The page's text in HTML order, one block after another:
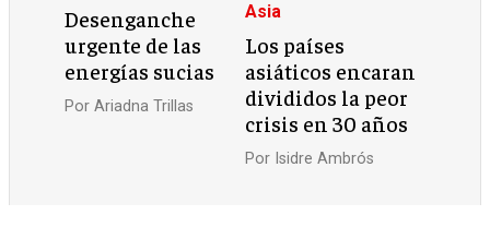
Desenganche
urgente de las
energías sucias
PorAriadna Trillas
Asia
Los países
asiáticos encaran
divididos la peor
crisis en 30 años
Por Isidre Ambrós